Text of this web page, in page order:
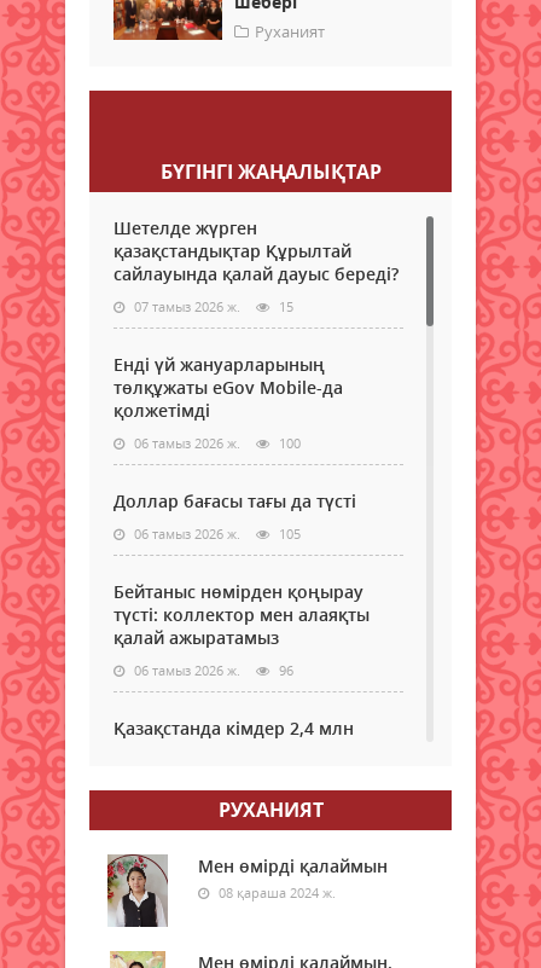
Руханият
БҮГІНГI ЖАҢАЛЫҚТАР
Шетелде жүрген
қазақстандықтар Құрылтай
сайлауында қалай дауыс береді?
07 тамыз 2026 ж. 15
Енді үй жануарларының
төлқұжаты eGov Mobile-да
қолжетімді
06 тамыз 2026 ж. 100
Доллар бағасы тағы да түсті
06 тамыз 2026 ж. 105
Бейтаныс нөмірден қоңырау
түсті: коллектор мен алаяқты
қалай ажыратамыз
06 тамыз 2026 ж. 96
Қазақстанда кімдер 2,4 млн
нәрестелердің 93 пайызы аман
қалып жатыр – ДСМ
06 тамыз 2026 ж.
РУХАНИЯТ
Мен өмірді қалаймын
08 қараша 2024 ж.
Мен өмірді қалаймын.